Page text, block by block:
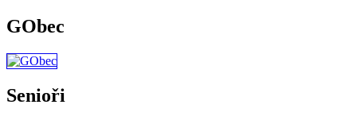
GObec
Senioři